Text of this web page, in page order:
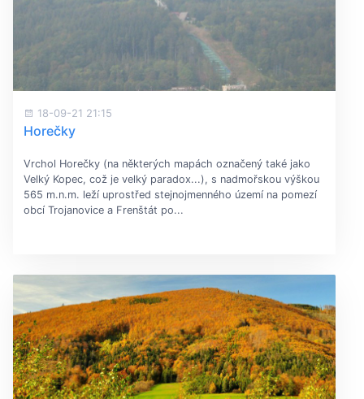
18-09-21 21:15
Horečky
Vrchol Horečky (na některých mapách označený také jako
Velký Kopec, což je velký paradox...), s nadmořskou výškou
565 m.n.m. leží uprostřed stejnojmenného území na pomezí
obcí Trojanovice a Frenštát po...